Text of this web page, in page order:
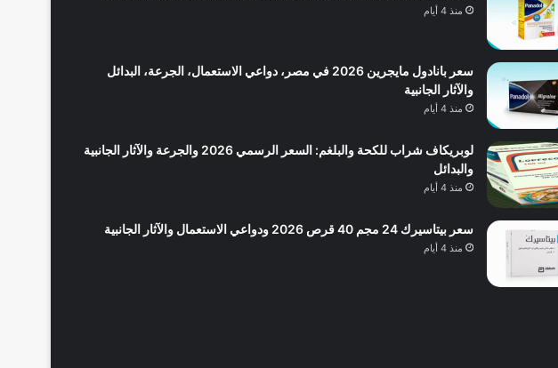
منذ 4 أيام
سعر بانادول مايجرين 2026 في مصر، دواعي الاستعمال، الجرعة، البدائل
والآثار الجانبية
منذ 4 أيام
لوبريكاف شراب للكحة والبلغم: السعر الرسمي 2026 والجرعة والآثار الجانبية
والبدائل
منذ 4 أيام
سعر بيتاسيرك 24 مجم 40 قرص 2026 ودواعي الاستعمال والآثار الجانبية
منذ 4 أيام